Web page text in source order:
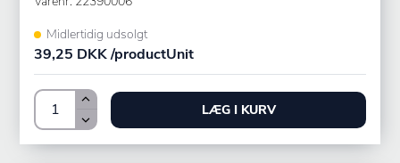
Midlertidig udsolgt
39,25 DKK /productUnit
LÆG I KURV